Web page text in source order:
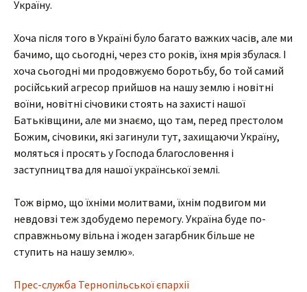
Україну.
Хоча після того в Україні було багато важких часів, але ми
бачимо, що сьогодні, через сто років, їхня мрія збулася. І
хоча сьогодні ми продовжуємо боротьбу, бо той самий
російський агресор прийшов на нашу землю і новітні
воїни, новітні січовики стоять на захисті нашої
Батьківщини, але ми знаємо, що там, перед престолом
Божим, січовики, які загинули тут, захищаючи Україну,
моляться і просять у Господа благословення і
заступництва для нашої української землі.
Тож вірмо, що їхніми молитвами, їхнім подвигом ми
невдовзі теж здобудемо перемогу. Україна буде по-
справжньому вільна і жоден загарбник більше не
ступить на нашу землю».
Прес-служба Тернопільської єпархії